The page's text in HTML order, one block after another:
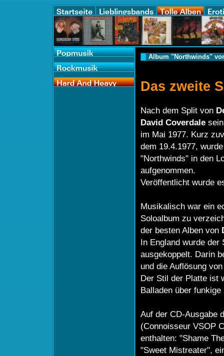
Album "Northwinds"
Das zweite
Nach dem Split von
David Coverdale
im Mai 1977. Kurz
dem 19.4.1977,
"Northwinds" in den
aufgenommen.
Veröffentlicht wurde
Musikalisch war ein
Soloalbum zu
der besten Alben von
In England wurde der
ausgekoppelt. Darin
und die Auflösung
Der Stil der Platte ist
Balladen über
Auf der CD-Ausgabe
(Connoisseur VSOP
enthalten: "Shame
"Sweet Mistreater",